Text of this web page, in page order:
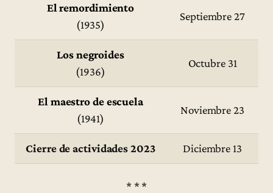
El remordimiento
(1935)
Septiembre 27
Los negroides
(1936)
Octubre 31
El maestro de escuela
(1941)
Noviembre 23
Cierre de actividades 2023 Diciembre 13
* * *